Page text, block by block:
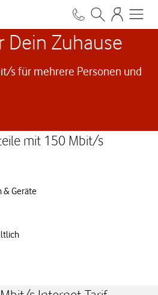
Dein Zuhause
s für mehrere Personen und
mit 150 Mbit/s
& Geräte